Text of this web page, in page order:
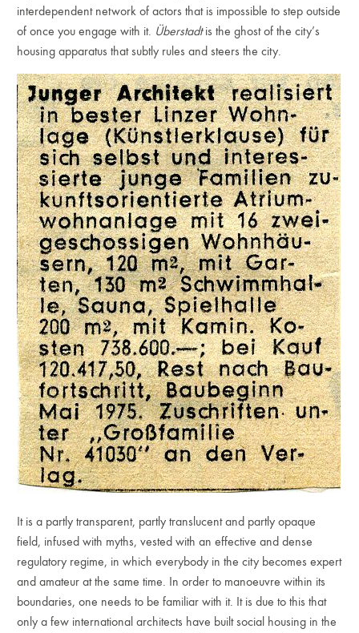
interdependent network of actors that is impossible to step outside
of once you engage with it. Überstadtis the ghost of the city’s
housing apparatus that subtly rules and steers the city.
It is a partly transparent, partly translucent and partly opaque
field, infused with myths, vested with an effective and dense
regulatory regime, in which everybody in the city becomes expert
and amateur at the same time. In order to manoeuvre within its
boundaries, one needs to be familiar with it. It is due to this that
only a few international architects have built social housing in the